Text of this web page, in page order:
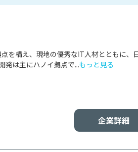
を構え、現地の優秀なIT人材とともに、
発は主にハノイ拠点で...もっと見る
企業詳細